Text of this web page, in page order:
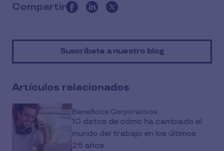
Compartir
this
on
Suscríbete a nuestro blog
Artículos relacionados
Beneficios Corporativos
10 datos de cómo ha cambiado el
mundo del trabajo en los últimos
25 años